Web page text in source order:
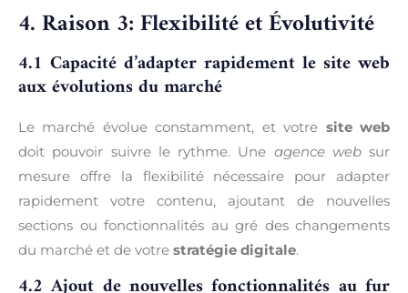
4. Raison 3: Flexibilité et Évolutivité
4.1 Capacité d’adapter rapidement le site web
aux évolutions du marché
Le marché évolue constamment, et votre site web
doit pouvoir suivre le rythme. Une agence websur
mesure offre la flexibilité nécessaire pour adapter
rapidement votre contenu, ajoutant de nouvelles
sections ou fonctionnalités au gré des changements
du marché et de votre stratégie digitale.